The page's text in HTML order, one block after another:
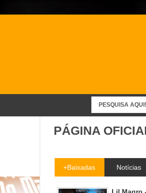
PÁGINA
+Baixadas Notícias